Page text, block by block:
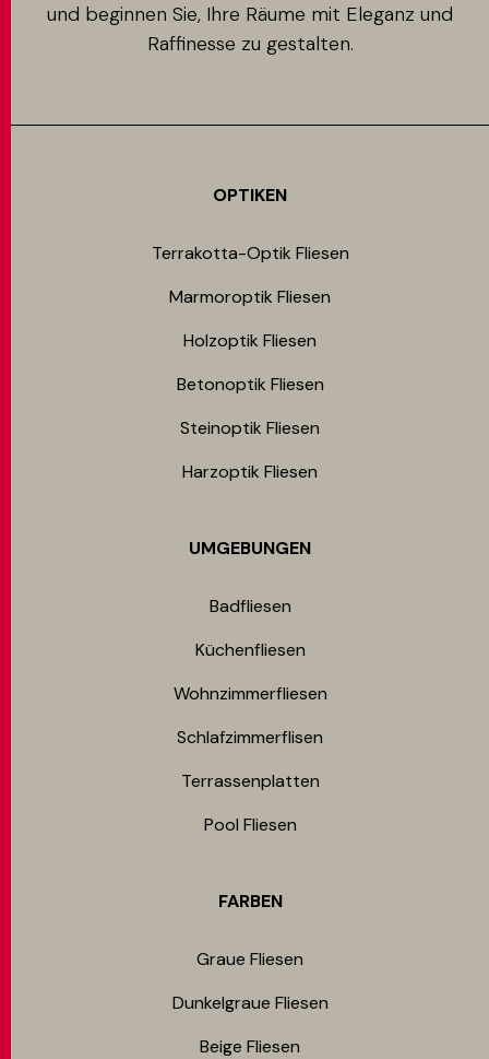
und beginnen Sie, Ihre Räume mit Eleganz und
Raffinesse zu gestalten.
OPTIKEN
Terrakotta-Optik Fliesen
Marmoroptik Fliesen
Holzoptik Fliesen
Betonoptik Fliesen
Steinoptik Fliesen
Harzoptik Fliesen
UMGEBUNGEN
Badfliesen
Küchenfliesen
Wohnzimmerfliesen
Schlafzimmerflisen
Terrassenplatten
Pool Fliesen
FARBEN
Graue Fliesen
Dunkelgraue Fliesen
Beige Fliesen